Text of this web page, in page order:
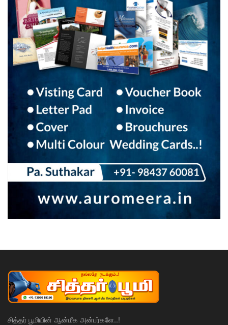
சித்தர் பூமியின் ஆன்மீக அன்பர்களே..!